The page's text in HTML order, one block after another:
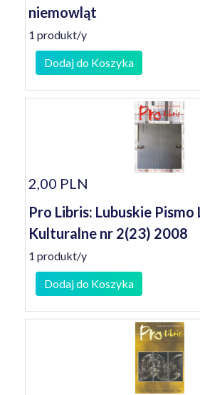
niemowląt
1 produkt/y
Dodaj do Koszyka
2,00 PLN
Pro Libris: Lubuskie
Kulturalne nr 2(23) 2008
1 produkt/y
Dodaj do Koszyka